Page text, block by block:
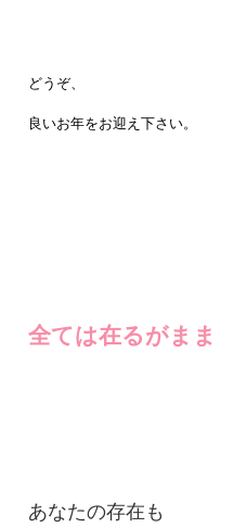
どうぞ、
良いお年をお迎え下さい。
全ては在るがまま
あなたの存在も